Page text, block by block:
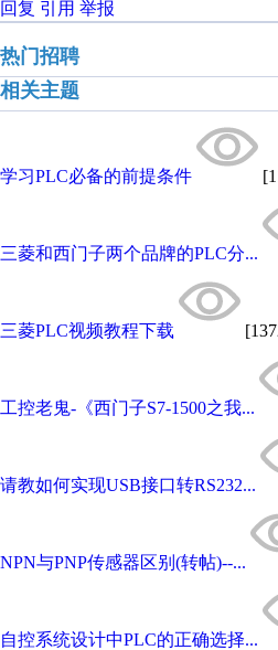
回复 引用 举报
热门招聘
相关主题
学习PLC必备的前提条件
三菱和西门子两个品牌的PLC分...
三菱PLC视频教程下载
工控老鬼-《西门子S7-1500之我...
请教如何实现USB接口转RS232...
NPN与PNP传感器区别(转帖)--...
自控系统设计中PLC的正确选择...